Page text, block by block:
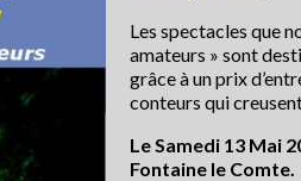
Les spectacles que
amateurs » sont
grâce à un prix
conteurs qui
Le Samedi 13 Mai
Fontaine le Comte.